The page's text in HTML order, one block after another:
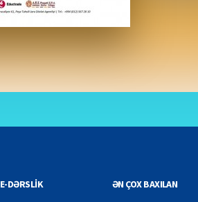
E-DƏRSLİK ƏN ÇOX BAXILAN